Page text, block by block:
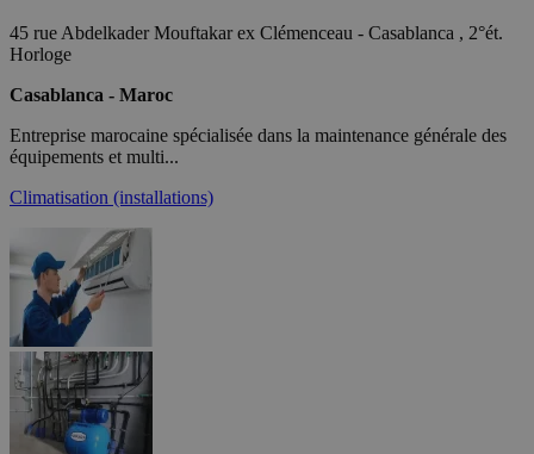
45 rue Abdelkader Mouftakar ex Clémenceau - Casablanca , 2°ét.
Horloge
Casablanca - Maroc
Entreprise marocaine spécialisée dans la maintenance générale des
équipements et multi...
Climatisation (installations)